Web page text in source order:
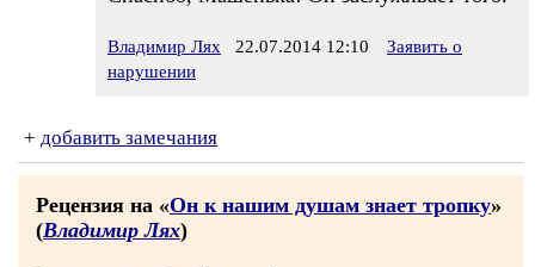
Владимир Лях 22.07.2014 12:10
Заявить о
нарушении
+ добавить замечания
Рецензия на «Он к нашим душам знает тропку»
(Владимир Лях)